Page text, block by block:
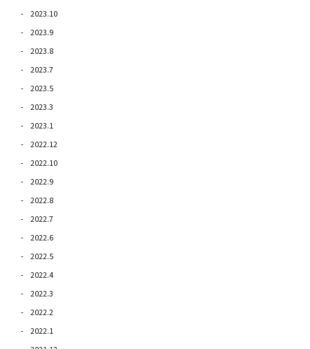
2023.10
2023.9
2023.8
2023.7
2023.5
2023.3
2023.1
2022.12
2022.10
2022.9
2022.8
2022.7
2022.6
2022.5
2022.4
2022.3
2022.2
2022.1